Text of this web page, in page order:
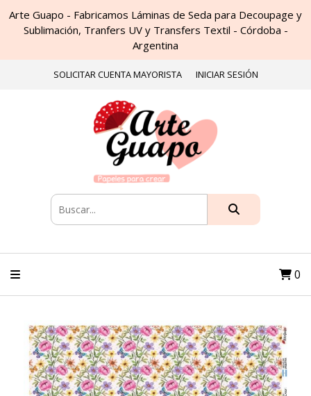
Arte Guapo - Fabricamos Láminas de Seda para Decoupage y
Sublimación, Tranfers UV y Transfers Textil - Córdoba -
Argentina
SOLICITAR CUENTA MAYORISTA INICIAR SESIÓN
0